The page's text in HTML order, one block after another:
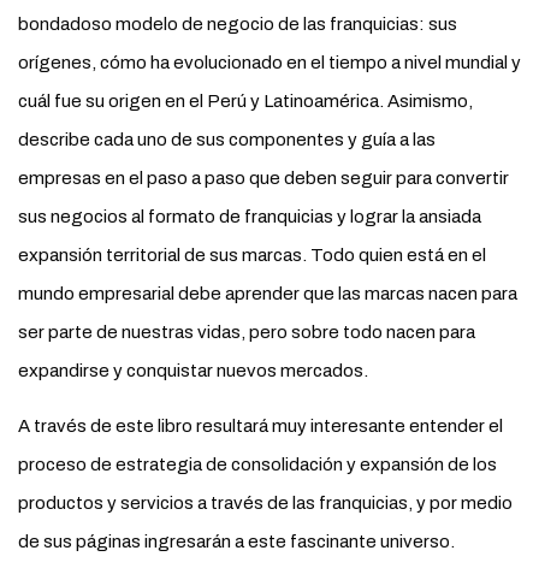
bondadoso modelo de negocio de las franquicias: sus
orígenes, cómo ha evolucionado en el tiempo a nivel mundial y
cuál fue su origen en el Perú y Latinoamérica. Asimismo,
describe cada uno de sus componentes y guía a las
empresas en el paso a paso que deben seguir para convertir
sus negocios al formato de franquicias y lograr la ansiada
expansión territorial de sus marcas. Todo quien está en el
mundo empresarial debe aprender que las marcas nacen para
ser parte de nuestras vidas, pero sobre todo nacen para
expandirse y conquistar nuevos mercados.
A través de este libro resultará muy interesante entender el
proceso de estrategia de consolidación y expansión de los
productos y servicios a través de las franquicias, y por medio
de sus páginas ingresarán a este fascinante universo.